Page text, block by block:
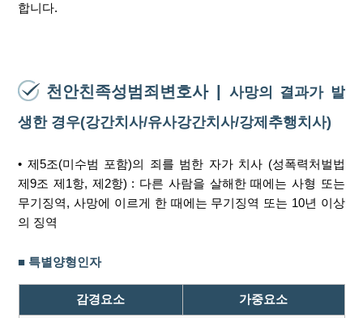
합니다.
천안친족성범죄변호사 | 사망의 결과가 발
생한 경우(강간치사/유사강간치사/강제추행치사)
• 제5조(미수범 포함)의 죄를 범한 자가 치사 (성폭력처벌법
제9조 제1항, 제2항) : 다른 사람을 살해한 때에는 사형 또는
무기징역, 사망에 이르게 한 때에는 무기징역 또는 10년 이상
의 징역
■ 특별양형인자
감경요소 가중요소